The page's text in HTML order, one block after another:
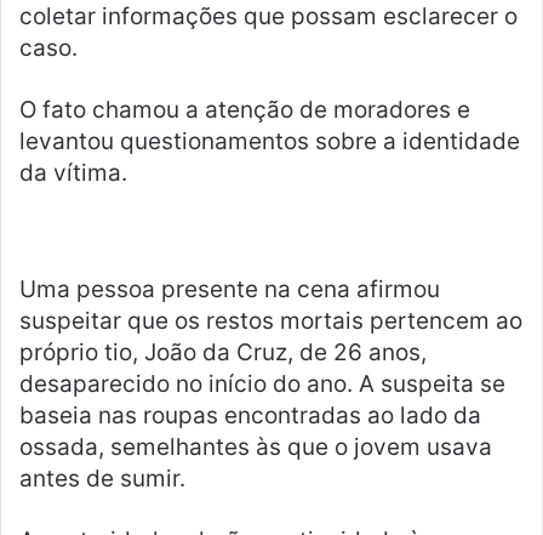
coletar informações que possam esclarecer o
caso.
O fato chamou a atenção de moradores e
levantou questionamentos sobre a identidade
da vítima.
Uma pessoa presente na cena afirmou
suspeitar que os restos mortais pertencem ao
próprio tio, João da Cruz, de 26 anos,
desaparecido no início do ano. A suspeita se
baseia nas roupas encontradas ao lado da
ossada, semelhantes às que o jovem usava
antes de sumir.